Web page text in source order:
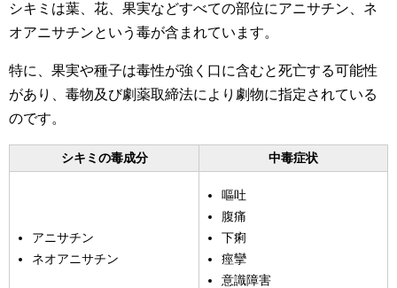
シキミは葉、花、果実などすべての部位にアニサチン、ネ
オアニサチンという毒が含まれています。
特に、果実や種子は毒性が強く口に含むと死亡する可能性
があり、毒物及び劇薬取締法により劇物に指定されている
のです。
シキミの毒成分 中毒症状
アニサチン
ネオアニサチン
嘔吐
腹痛
下痢
痙攣
意識障害